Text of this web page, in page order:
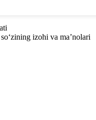
so‘zining izohi va ma’nolari